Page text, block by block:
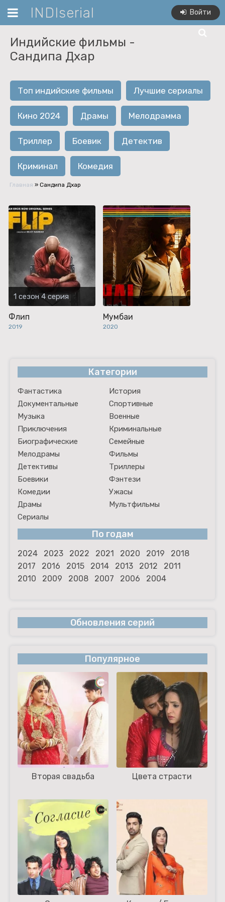
INDIserial Войти
Индийские фильмы -
Сандипа Дхар
Топ индийские фильмы Лучшие сериалы
Кино 2024 Драмы Мелодрамма
Триллер Боевик Детектив
Криминал Комедия
Главная » Сандипа Дхар
1 сезон 4 серия
Флип
2019
Мумбаи
2020
Категории
Фантастика
История
Документальные
Спортивные
Музыка
Военные
Приключения
Криминальные
Биографические
Семейные
Мелодрамы
Фильмы
Детективы
Триллеры
Боевики
Фэнтези
Комедии
Ужасы
Драмы
Мультфильмы
Сериалы
По годам
2024 2023 2022 2021 2020 2019
2018
2017
2016 2015 2014 2013 2012
2011
2010
2009 2008 2007 2006 2004
Обновления серий
Популярное
Вторая свадьба Цвета страсти